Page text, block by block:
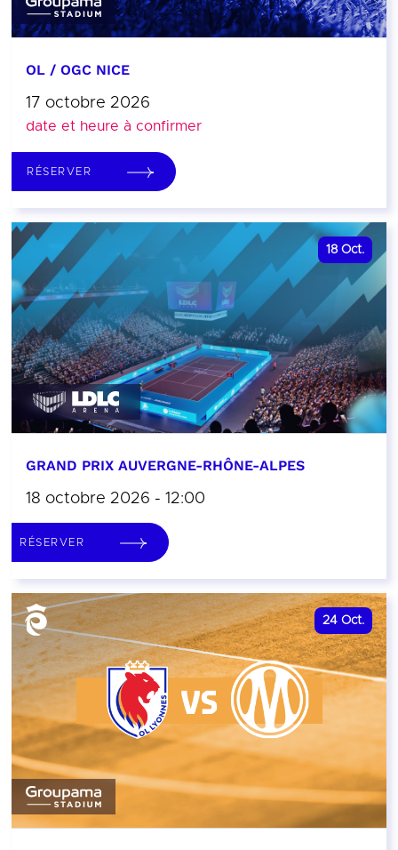
OL / OGC NICE
17 octobre 2026
date et heure à confirmer
RÉSERVER
18 Oct.
GRAND PRIX AUVERGNE-RHÔNE-ALPES
18 octobre 2026 - 12:00
RÉSERVER
24 Oct.